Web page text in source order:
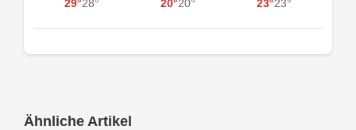
29°28° 20°20° 23°23°
Ähnliche Artikel